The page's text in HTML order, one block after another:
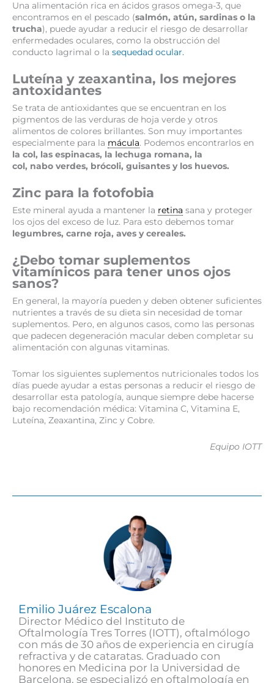
Una alimentación rica en ácidos grasos omega-3, que
encontramos en el pescado (salmón, atún, sardinas o la
trucha), puede ayudar a reducir el riesgo de desarrollar
enfermedades oculares, como la obstrucción del
conducto lagrimal o la sequedad ocular.
Luteína y zeaxantina, los mejores
antoxidantes
Se trata de antioxidantes que se encuentran en los
pigmentos de las verduras de hoja verde y otros
alimentos de colores brillantes. Son muy importantes
especialmente para la mácula. Podemos encontrarlos en
la col, las espinacas, la lechuga romana, la
col, nabo verdes, brócoli, guisantes y los huevos.
Zinc para la fotofobia
Este mineral ayuda a mantener la retina sana y proteger
los ojos del exceso de luz. Para esto debemos tomar
legumbres, carne roja, aves y cereales.
¿Debo tomar suplementos
vitamínicos para tener unos ojos
sanos?
En general, la mayoría pueden y deben obtener suficientes
nutrientes a través de su dieta sin necesidad de tomar
suplementos. Pero, en algunos casos, como las personas
que padecen degeneración macular deben completar su
alimentación con algunas vitaminas.
Tomar los siguientes suplementos nutricionales todos los
días puede ayudar a estas personas a reducir el riesgo de
desarrollar esta patología, aunque siempre debe hacerse
bajo recomendación médica: Vitamina C, Vitamina E,
Luteína, Zeaxantina, Zinc y Cobre.
Equipo IOTT
Emilio Juárez Escalona
Director Médico del Instituto de
Oftalmología Tres Torres (IOTT), oftalmólogo
con más de 30 años de experiencia en cirugía
refractiva y de cataratas. Graduado con
honores en Medicina por la Universidad de
Barcelona, se especializó en oftalmología en